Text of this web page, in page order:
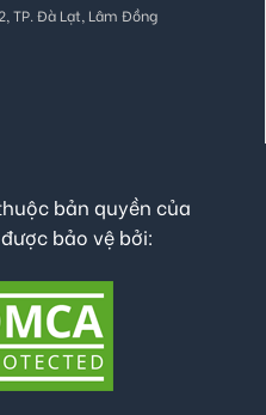
TP. Đà Lạt, Lâm Đồng
bản quyền của
bảo vệ bởi: